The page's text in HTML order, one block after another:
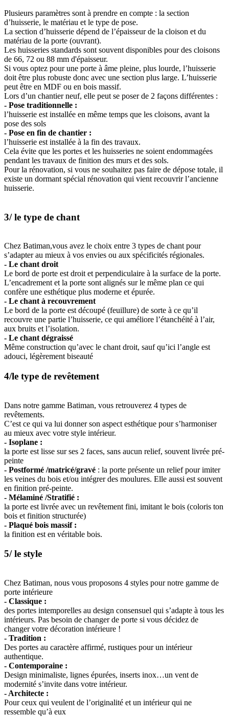
Plusieurs paramètres sont à prendre en compte : la section
d’huisserie, le matériau et le type de pose.
La section d’huisserie dépend de l’épaisseur de la cloison et du
matériau de la porte (ouvrant).
Les huisseries standards sont souvent disponibles pour des cloisons
de 66, 72 ou 88 mm d'épaisseur.
Si vous optez pour une porte à âme pleine, plus lourde, l’huisserie
doit être plus robuste donc avec une section plus large. L’huisserie
peut être en MDF ou en bois massif.
Lors d’un chantier neuf, elle peut se poser de 2 façons différentes :
- Pose traditionnelle :
l’huisserie est installée en même temps que les cloisons, avant la
pose des sols
- Pose en fin de chantier :
l’huisserie est installée à la fin des travaux.
Cela évite que les portes et les huisseries ne soient endommagées
pendant les travaux de finition des murs et des sols.
Pour la rénovation, si vous ne souhaitez pas faire de dépose totale, il
existe un dormant spécial rénovation qui vient recouvrir l’ancienne
huisserie.
3/ le type de chant
Chez Batiman,vous avez le choix entre 3 types de chant pour
s’adapter au mieux à vos envies ou aux spécificités régionales.
- Le chant droit
Le bord de porte est droit et perpendiculaire à la surface de la porte.
L’encadrement et la porte sont alignés sur le même plan ce qui
confère une esthétique plus moderne et épurée.
- Le chant à recouvrement
Le bord de la porte est découpé (feuillure) de sorte à ce qu’il
recouvre une partie l’huisserie, ce qui améliore l’étanchéité à l’air,
aux bruits et l’isolation.
- Le chant dégraissé
Même construction qu’avec le chant droit, sauf qu’ici l’angle est
adouci, légèrement biseauté
4/le type de revêtement
Dans notre gamme Batiman, vous retrouverez 4 types de
revêtements.
C’est ce qui va lui donner son aspect esthétique pour s’harmoniser
au mieux avec votre style intérieur.
- Isoplane :
la porte est lisse sur ses 2 faces, sans aucun relief, souvent livrée pré-
peinte
- Postformé /matricé/gravé : la porte présente un relief pour imiter
les veines du bois et/ou intégrer des moulures. Elle aussi est souvent
en finition pré-peinte.
- Mélaminé /Stratifié :
la porte est livrée avec un revêtement fini, imitant le bois (coloris ton
bois et finition structurée)
- Plaqué bois massif :
la finition est en véritable bois.
5/ le style
Chez Batiman, nous vous proposons 4 styles pour notre gamme de
porte intérieure
- Classique :
des portes intemporelles au design consensuel qui s’adapte à tous les
intérieurs. Pas besoin de changer de porte si vous décidez de
changer votre décoration intérieure !
- Tradition :
Des portes au caractère affirmé, rustiques pour un intérieur
authentique.
- Contemporaine :
Design minimaliste, lignes épurées, inserts inox…un vent de
modernité s’invite dans votre intérieur.
- Architecte :
Pour ceux qui veulent de l’originalité et un intérieur qui ne
ressemble qu’à eux